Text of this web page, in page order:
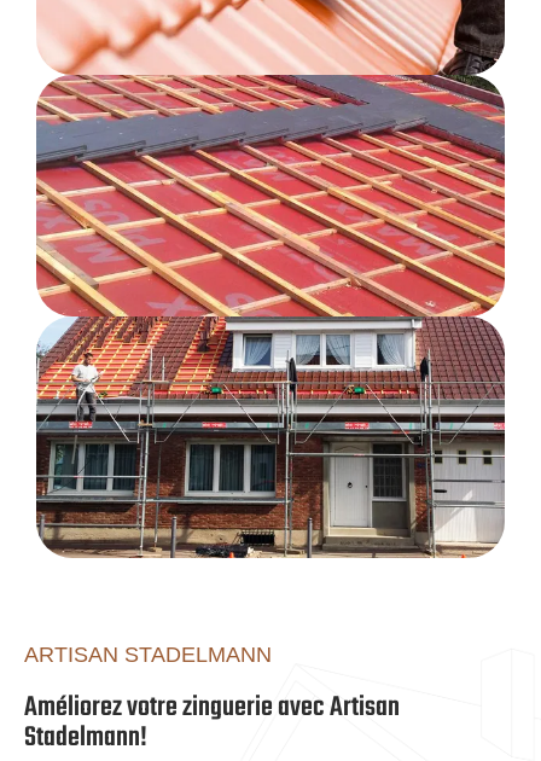
ARTISAN STADELMANN
Améliorez votre zinguerie avec Artisan
Stadelmann!